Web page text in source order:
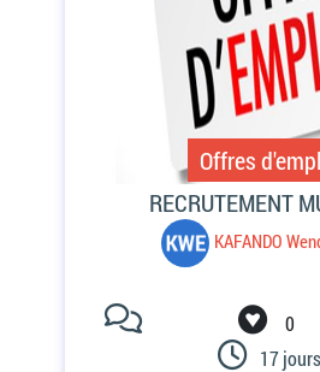
Offres
0
17 jours